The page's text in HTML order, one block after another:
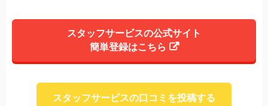
スタッフサービスの公式サイト
簡単登録はこちら
スタッフサービスの口コミを投稿する